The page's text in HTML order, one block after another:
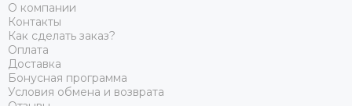
О компании
Контакты
Как сделать заказ?
Оплата
Доставка
Бонусная программа
Условия обмена и возврата